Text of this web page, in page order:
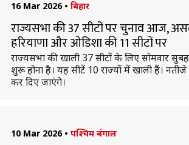
16 Mar 2026 • बिहार
राज्यसभा की 37 सीटों पर चुनाव आज,
हरियाणा और ओडिशा की 11 सीटों पर
राज्यसभा की खाली 37 सीटों के लिए सोमवार
शुरू होना है। यह सीटें 10 राज्यों में खाली हैं।
कर दिए जाएंगे।
10 Mar 2026 • पश्चिम बंगाल